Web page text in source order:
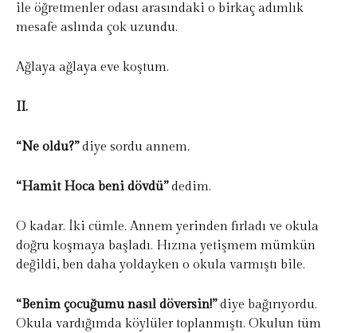
ile öğretmenler odası arasındaki o birkaç adımlık
mesafe aslında çok uzundu.
Ağlaya ağlaya eve koştum.
II.
“Ne oldu?”diye sordu annem.
“Hamit Hoca beni dövdü”dedim.
O kadar. İki cümle. Annem yerinden fırladı ve okula
doğru koşmaya başladı. Hızına yetişmem mümkün
değildi, ben daha yoldayken o okula varmıştı bile.
“Benim çocuğumu nasıl döversin!”diye bağırıyordu.
Okula vardığımda köylüler toplanmıştı. Okulun tüm